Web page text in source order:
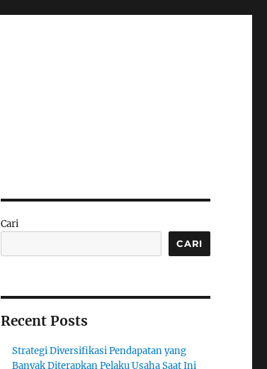
Cari
CARI
Recent Posts
Strategi Diversifikasi Pendapatan yang
Banyak Diterapkan Pelaku Usaha Saat Ini